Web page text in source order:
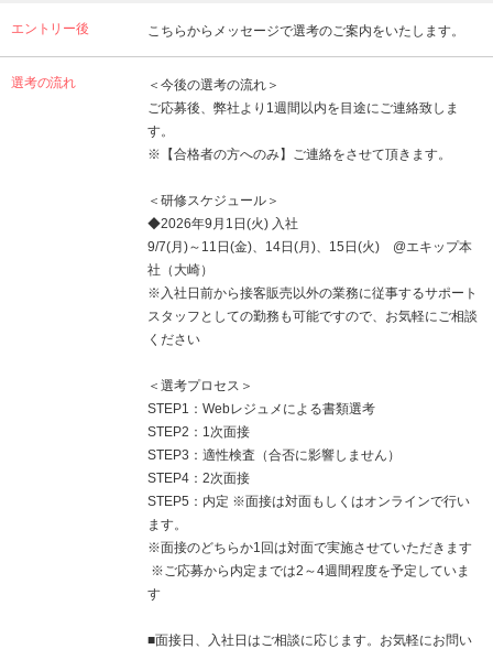
エントリー後 こちらからメッセージで選考のご案内をいたします。
選考の流れ
＜今後の選考の流れ＞
ご応募後、弊社より1週間以内を目途にご連絡致しま
す。
※【合格者の方へのみ】ご連絡をさせて頂きます。
＜研修スケジュール＞
◆2026年9月1日(火) ​​入社
9/7(月)～11日(金)、14日(月)、15日(火) @エキップ本
社（大崎）
※入社日前から接客販売以外の業務に従事するサポート
スタッフとしての勤務も可能ですので、お気軽にご相談
ください
​​＜選考プロセス＞ ​​
STEP1：Webレジュメによる書類選考 ​​
STEP2：1次面接 ​​
STEP3：適性検査（合否に影響しません） ​​
STEP4：2次面接 ​​
STEP5：内定 ​​※面接は対面もしくはオンラインで行い
ます。
​※面接のどちらか1回は対面で実施させていただきます
​​ ※ご応募から内定までは2～4週間程度を予定していま
す ​​
■面接日、入社日はご相談に応じます。お気軽にお問い